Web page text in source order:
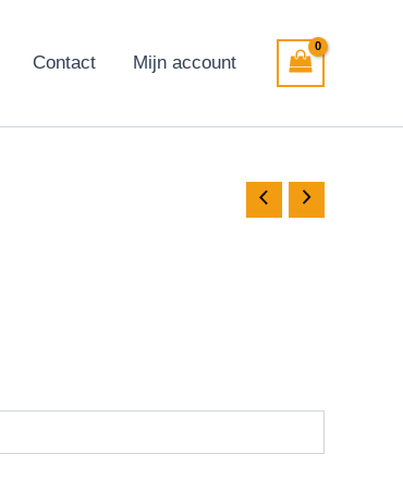
Contact Mijn account